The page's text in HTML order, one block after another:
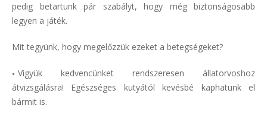
pedig betartunk pár szabályt, hogy még biztonságosabb
legyen a játék.
Mit tegyünk, hogy megelőzzük ezeket a betegségeket?
Vigyük kedvencünket rendszeresen állatorvoshoz
átvizsgálásra! Egészséges kutyától kevésbé kaphatunk el
bármit is.